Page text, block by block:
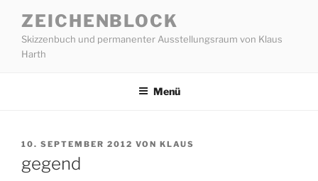
Inhalt
springen
ZEICHENBLOCK
Skizzenbuch und permanenter Ausstellungsraum von Klaus
Harth
Menü
VERÖFFENTLICHT
10. SEPTEMBER 2012 VON KLAUS
gegend